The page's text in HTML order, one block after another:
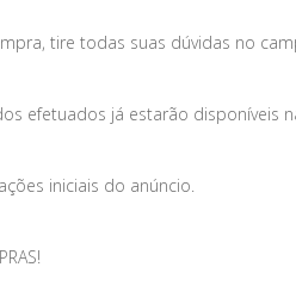
tire todas suas dúvidas no
efetuados já estarão disponíveis
iniciais do anúncio.